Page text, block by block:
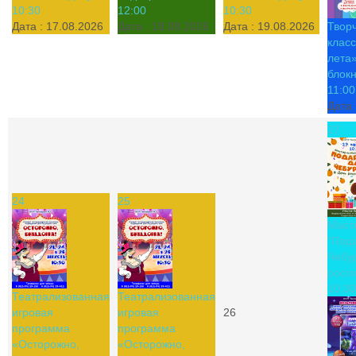
10:30
Дата : 17.08.2026
12:00
Дата : 18.08.2026
10:30
Дата : 19.08.2026
11:00
24
Театрализованная
игровая
программа
«Осторожно,
25
Театрализованная
игровая
программа
«Осторожно,
26
27
10:30